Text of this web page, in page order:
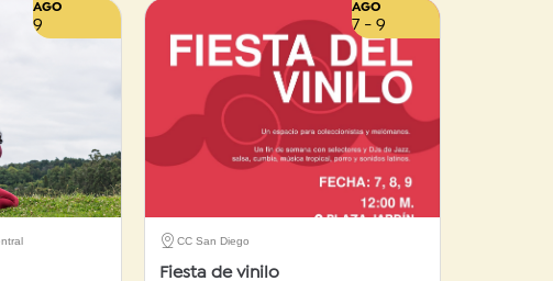
AGO
9
AGO
7 - 9
CC San Diego
Fiesta de vinilo